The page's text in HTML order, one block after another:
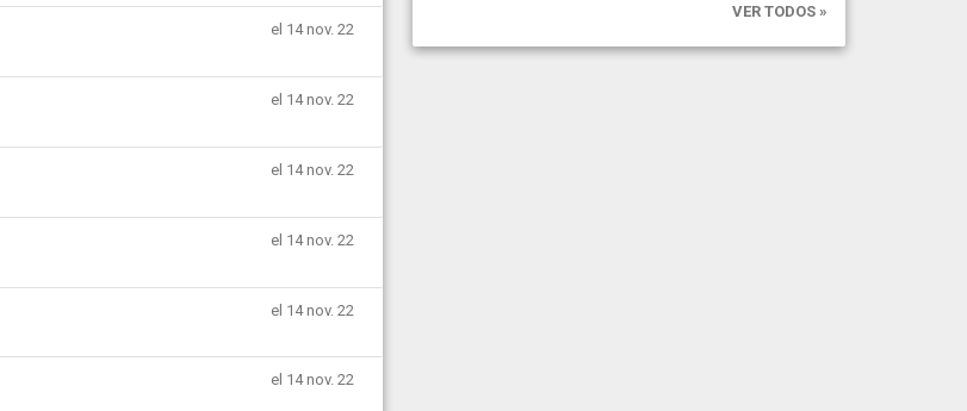
el 14 nov. 22
el 14 nov. 22
el 14 nov. 22
el 14 nov. 22
el 14 nov. 22
el 14 nov. 22
VER TODOS »